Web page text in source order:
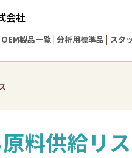
会社
OEM製品一覧 分析用標準品 スタ
原料供給リ